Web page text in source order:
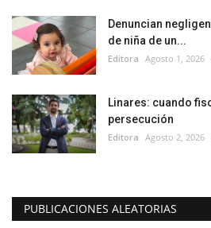
Denuncian
de niña de un...
Editora Agosto 1, 2026
Linares: cuando
persecución
Editora Agosto 2, 2026
PUBLICACIONES ALEATORIAS